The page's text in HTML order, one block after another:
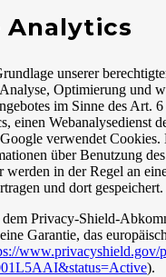
Analytics
unserer
Analyse, Optimierung und
im Sinne des Art.
einen Webanalysedienst
verwendet
über Benutzung
werden in der Regel an
und dort gespeichert.
Privacy-Shield-
Garantie, das
www.privacyshield.gov/
).